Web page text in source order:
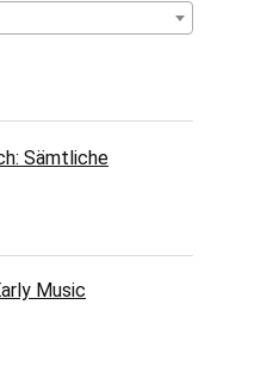
Sämtliche
Music